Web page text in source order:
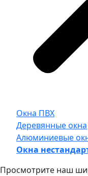
Окна ПВХ
Деревянные окна
Алюминиевые
Окна
Просмотрите наш